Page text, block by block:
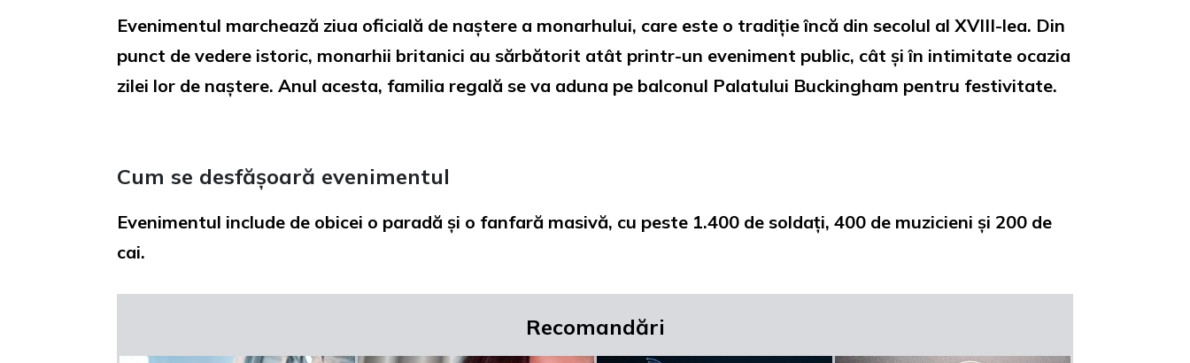
Evenimentul marchează ziua oficială de naștere a monarhului, care este o tradiție încă din secolul al XVIII-lea. Din
punct de vedere istoric, monarhii britanici au sărbătorit atât printr-un eveniment public, cât și în intimitate ocazia
zilei lor de naștere. Anul acesta, familia regală se va aduna pe balconul Palatului Buckingham pentru festivitate.
Cum se desfășoară evenimentul
Evenimentul include de obicei o paradă și o fanfară masivă, cu peste 1.400 de soldați, 400 de muzicieni și 200 de
cai.
Recomandări